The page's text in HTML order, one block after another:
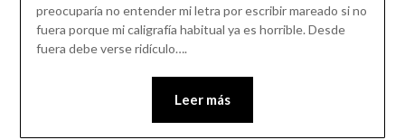
preocuparía no entender mi letra por escribir mareado si no
fuera porque mi caligrafía habitual ya es horrible. Desde
fuera debe verse ridículo….
Leer más